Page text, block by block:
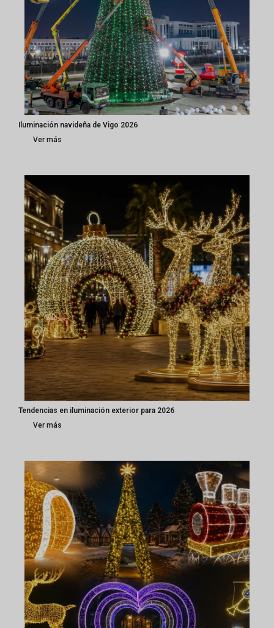
Iluminación navideña de Vigo 2026
Ver más
Tendencias en iluminación exterior para 2026
Ver más